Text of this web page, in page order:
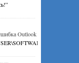
”
Outlook 0x8004010F —